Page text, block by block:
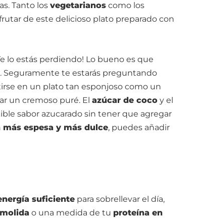
Tanto los vegetarianos como los
de este delicioso plato preparado con
lo estás perdiendo! Lo bueno es que
Seguramente te estarás preguntando
en un plato tan esponjoso como un
un cremoso puré. El azúcar de coco y el
sabor azucarado sin tener que agregar
más espesa y más dulce, puedes añadir
suficiente para sobrellevar el día,
o una medida de tu proteína en